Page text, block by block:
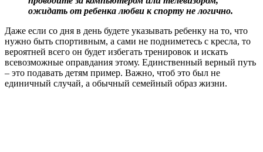
ожидать от ребенка любви к спорту не логично.
Даже если со дня в день будете указывать ребенку на то, что
нужно быть спортивным, а сами не подниметесь с кресла, то
вероятней всего он будет избегать тренировок и искать
всевозможные оправдания этому. Единственный верный путь
– это подавать детям пример. Важно, чтоб это был не
единичный случай, а обычный семейный образ жизни.